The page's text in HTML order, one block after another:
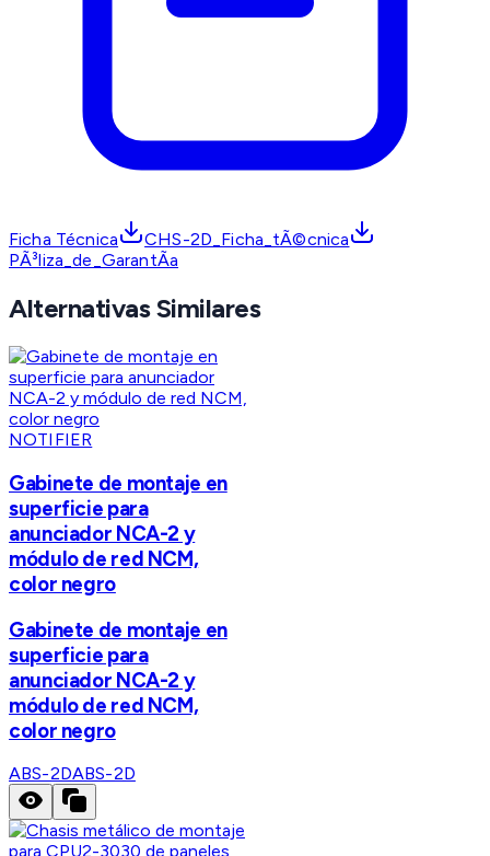
Ficha Técnica
CHS-2D_Ficha_tÃ©cnica
PÃ³liza_de_GarantÃ­a
Alternativas Similares
NOTIFIER
Gabinete de montaje en
superficie para
anunciador NCA-2 y
módulo de red NCM,
color negro
Gabinete de montaje en
superficie para
anunciador NCA-2 y
módulo de red NCM,
color negro
ABS-2DABS-2D